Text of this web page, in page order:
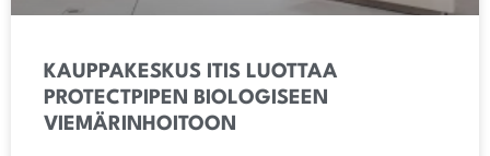
KAUPPAKESKUS ITIS LUOTTAA
PROTECTPIPEN BIOLOGISEEN
VIEMÄRINHOITOON